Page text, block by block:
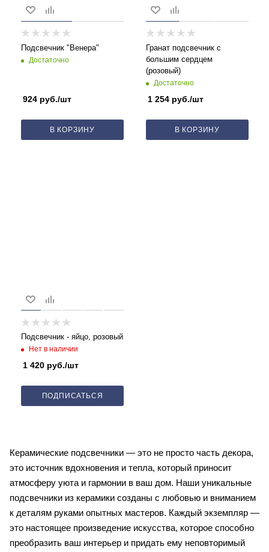
Подсвечник "Венера"
Достаточно
924 руб./шт
В КОРЗИНУ
Гранат подсвечник с
большим сердцем
(розовый)
Достаточно
1 254 руб./шт
В КОРЗИНУ
Подсвечник - яйцо, розовый
Нет в наличии
1 420 руб./шт
ПОДПИСАТЬСЯ
Керамические подсвечники — это не просто часть декора,
это источник вдохновения и тепла, который приносит
атмосферу уюта и гармонии в ваш дом. Наши уникальные
подсвечники из керамики созданы с любовью и вниманием
к деталям руками опытных мастеров. Каждый экземпляр —
это настоящее произведение искусства, которое способно
преобразить ваш интерьер и придать ему неповторимый